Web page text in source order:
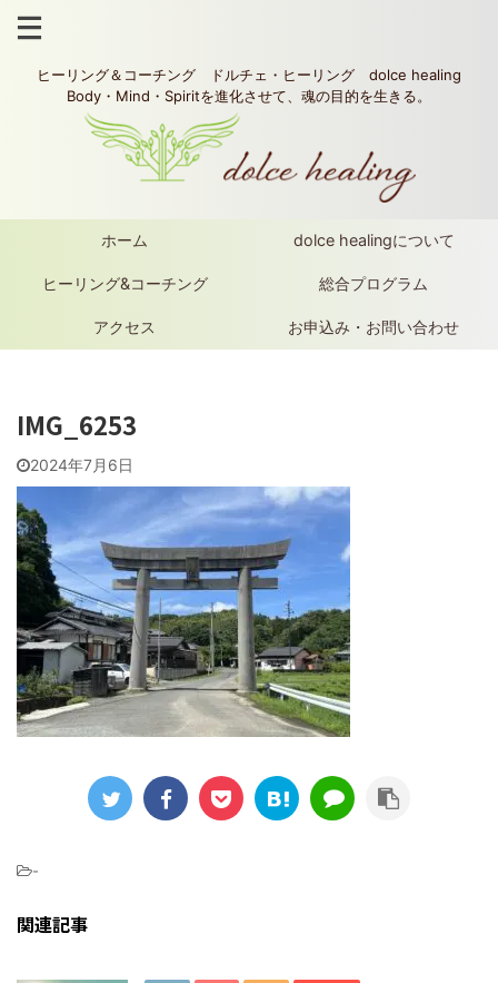
ヒーリング＆コーチング ドルチェ・ヒーリング dolce healing
Body・Mind・Spiritを進化させて、魂の目的を生きる。
ホーム dolce healingについて
ヒーリング&コーチング 総合プログラム
アクセス お申込み・お問い合わせ
IMG_6253
2024年7月6日
-
関連記事